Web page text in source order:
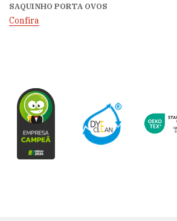
SAQUINHO PORTA OVOS
Confira